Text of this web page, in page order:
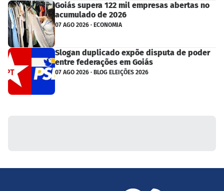
Goiás supera 122 mil empresas abertas no
acumulado de 2026
07 AGO 2026 · ECONOMIA
Slogan duplicado expõe disputa de poder
entre federações em Goiás
07 AGO 2026 · BLOG ELEIÇÕES 2026